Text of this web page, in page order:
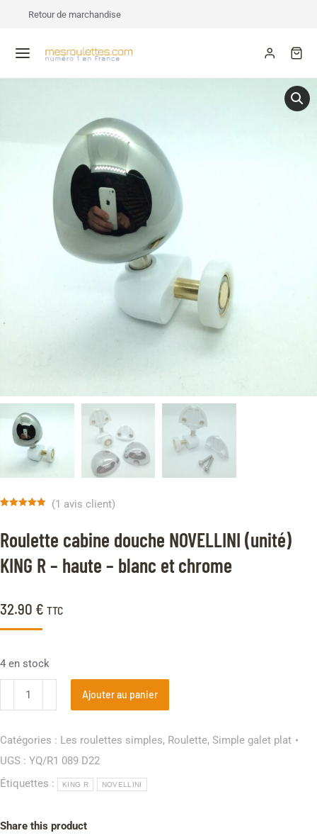
Retour de marchandise
Roulette cabine douche NOVELLINI (unité)
KING R – haute – blanc et chrome
32.90 € TTC
sur
notation
client
(1 avis client)
4 en stock
Ajouter au panier
Catégories : Les roulettes simples, Roulette, Simple galet plat
UGS : YQ/R1 089 D22
Étiquettes :
KING R NOVELLINI
Share this product